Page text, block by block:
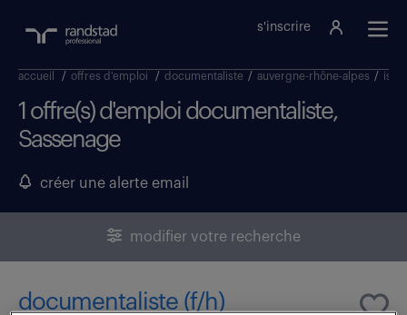
s'inscrire
accueil / offres d'emploi / documentaliste / auvergne-rhône-alpes /
1 offre(s) d'emploi documentaliste,
Sassenage
créer une alerte email
modifier votre recherche
documentaliste (f/h)